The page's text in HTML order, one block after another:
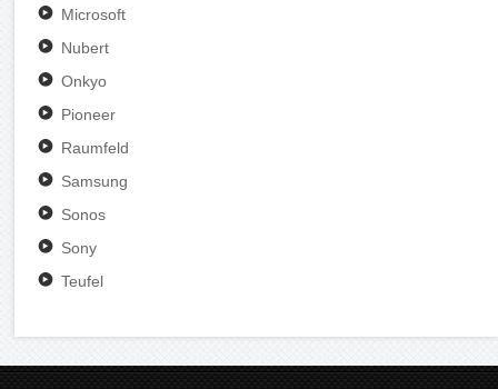
Microsoft
Nubert
Onkyo
Pioneer
Raumfeld
Samsung
Sonos
Sony
Teufel